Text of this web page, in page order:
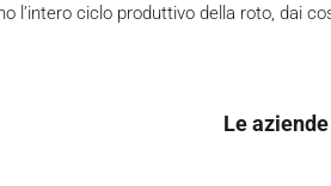
l’intero ciclo produttivo della roto, dai
Le